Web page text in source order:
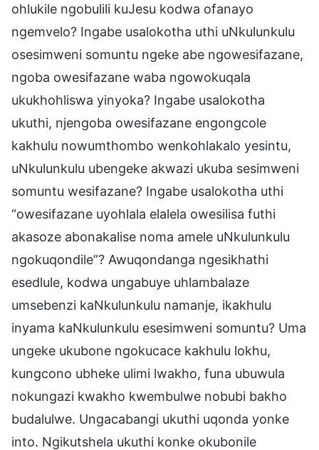
ohlukile ngobulili kuJesu kodwa ofanayo
ngemvelo? Ingabe usalokotha uthi uNkulunkulu
osesimweni somuntu ngeke abe ngowesifazane,
ngoba owesifazane waba ngowokuqala
ukukhohliswa yinyoka? Ingabe usalokotha
ukuthi, njengoba owesifazane engongcole
kakhulu nowumthombo wenkohlakalo yesintu,
uNkulunkulu ubengeke akwazi ukuba sesimweni
somuntu wesifazane? Ingabe usalokotha uthi
“owesifazane uyohlala elalela owesilisa futhi
akasoze abonakalise noma amele uNkulunkulu
ngokuqondile”? Awuqondanga ngesikhathi
esedlule, kodwa ungabuye uhlambalaze
umsebenzi kaNkulunkulu namanje, ikakhulu
inyama kaNkulunkulu esesimweni somuntu? Uma
ungeke ukubone ngokucace kakhulu lokhu,
kungcono ubheke ulimi lwakho, funa ubuwula
nokungazi kwakho kwembulwe nobubi bakho
budalulwe. Ungacabangi ukuthi uqonda yonke
into. Ngikutshela ukuthi konke okubonile